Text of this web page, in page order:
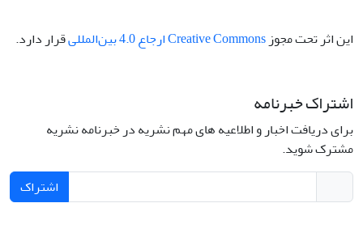
این اثر تحت مجوز Creative Commons ارجاع 4.0 بین‌المللی قرار دارد.
اشتراک خبرنامه
برای دریافت اخبار و اطلاعیه های مهم نشریه در خبرنامه نشریه
مشترک شوید.
اشتراک